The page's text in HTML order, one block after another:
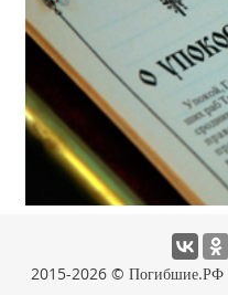
2015-2026 © Погибшие.РФ |